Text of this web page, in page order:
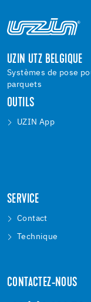
UZIN UTZ BELGIQUE
Systèmes de pose
parquets
OUTILS
UZIN App
SERVICE
Contact
Technique
CONTACTEZ-NOUS